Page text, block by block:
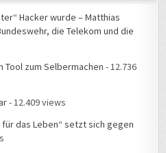
Hacker wurde – Matthias
die Telekom und die
Tool zum Selbermachen - 12.736
- 12.409 views
das Leben“ setzt sich gegen